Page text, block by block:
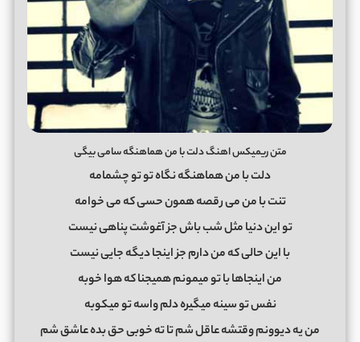
متن ریمیکس اهنگ دلت با من هماهنگه سامی بیگی
دلت با من هماهنگه نگاه تو تو چشمامه
تنت با من می رقصه همون حسی که می خوامه
تو این دنیا مثل شب باش جز آغوشت پناهی نیست
با این حالی که من دارم جز اینجا دیگه جایی نیست
من اینجاها با تو میمونم همیجنا که هوا خوبه
نفس تو سینه میگیره دلم واسه تو میکوبه
من یه دیوونم وقتشه عاقل شم تا ته خوبی حق بده عاشق شم